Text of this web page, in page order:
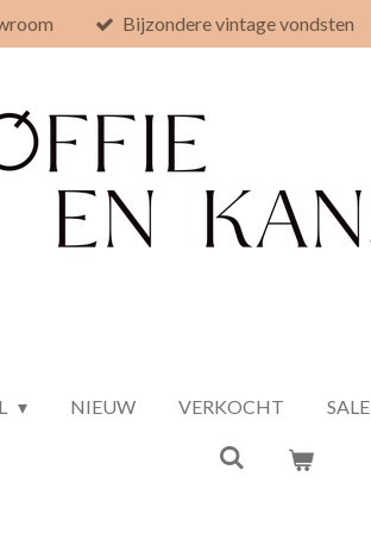
Bijzondere vintage vondsten
NIEUW VERKOCHT SALE